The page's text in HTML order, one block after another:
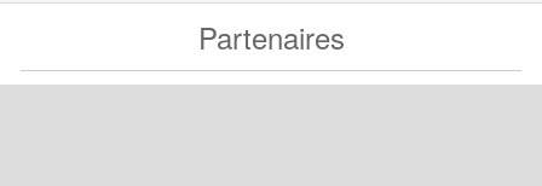
Partenaires